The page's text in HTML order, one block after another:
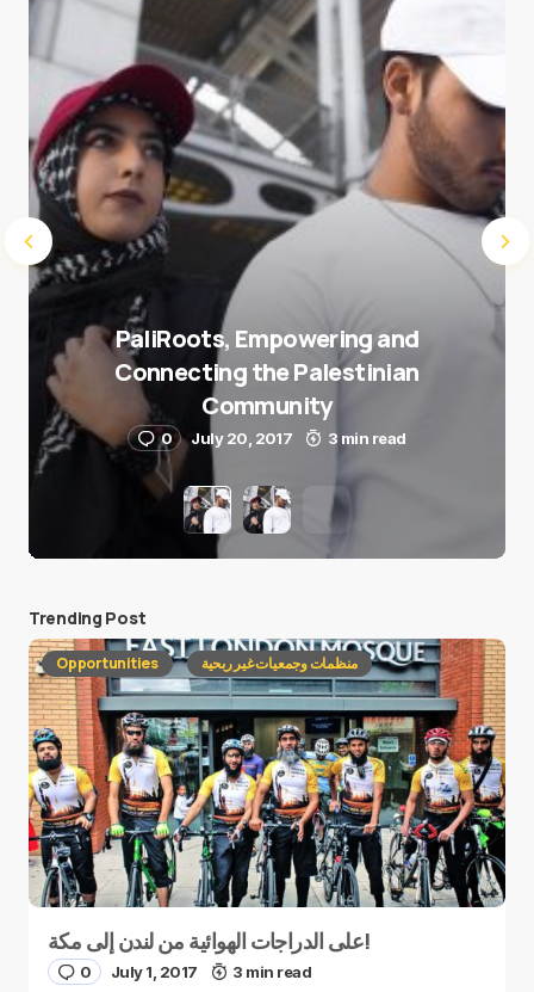
Submit Comment
PaliRoots, Empowering and
Connecting the Palestinian
Community
0 July 20, 2017 3 min read
Trending Post
Opportunities منظمات وجمعيات غير ربحية
على الدراجات الهوائية من لندن إلى مكة!
0 July 1, 2017 3 min read